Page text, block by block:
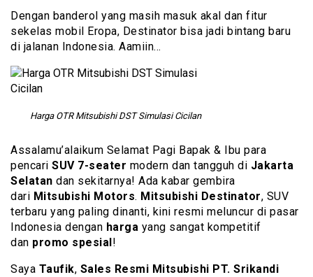
Dengan banderol yang masih masuk akal dan fitur
sekelas mobil Eropa, Destinator bisa jadi bintang baru
di jalanan Indonesia. Aamiin…
Harga OTR Mitsubishi DST Simulasi Cicilan
Assalamu’alaikum Selamat Pagi Bapak & Ibu para
pencari SUV 7-seater modern dan tangguh di Jakarta
Selatan dan sekitarnya! Ada kabar gembira
dari Mitsubishi Motors. Mitsubishi Destinator, SUV
terbaru yang paling dinanti, kini resmi meluncur di pasar
Indonesia dengan harga yang sangat kompetitif
dan promo spesial !
Saya Taufik, Sales Resmi Mitsubishi PT. Srikandi